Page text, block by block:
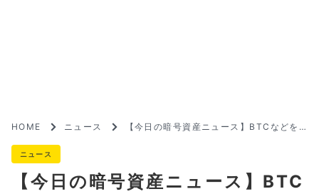
HOME ニュース
【今日の暗号資産ニュース】BTCなどを
ニュース
【今日の暗号資産ニュース】BTC